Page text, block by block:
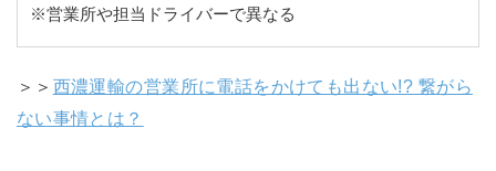
※営業所や担当ドライバーで異なる
＞＞ 西濃運輸の営業所に電話をかけても出ない!? 繋がら
ない事情とは？